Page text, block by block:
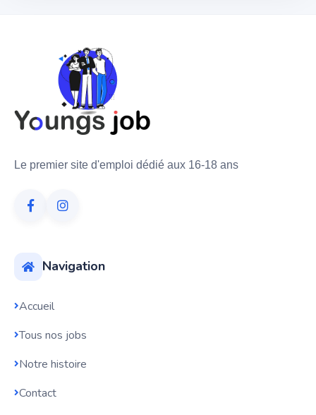
Le premier site d'emploi dédié aux 16-18 ans
Navigation
Accueil
Tous nos jobs
Notre histoire
Contact